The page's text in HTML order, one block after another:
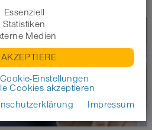
SIE
Essenziell
Statistiken
Medien
Einstellungen
Cookies akzeptieren
Impressum